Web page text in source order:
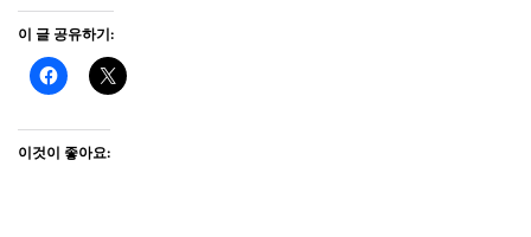
이 글 공유하기:
이것이 좋아요: